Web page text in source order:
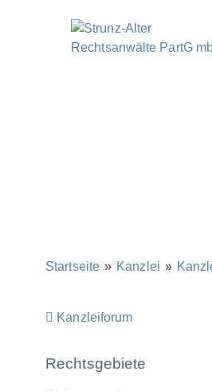
Startseite » Kanzlei »
Kanzleiforum
Rechtsgebiete